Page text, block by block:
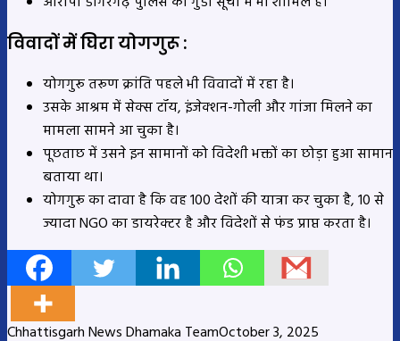
विवादों में घिरा योगगुरू :
योगगुरू तरूण क्रांति पहले भी विवादों में रहा है।
उसके आश्रम में सेक्स टॉय, इंजेक्शन-गोली और गांजा मिलने का
मामला सामने आ चुका है।
पूछताछ में उसने इन सामानों को विदेशी भक्तों का छोड़ा हुआ सामान
बताया था।
योगगुरू का दावा है कि वह 100 देशों की यात्रा कर चुका है, 10 से
ज्यादा NGO का डायरेक्टर है और विदेशों से फंड प्राप्त करता है।
Chhattisgarh News Dhamaka TeamOctober 3, 2025